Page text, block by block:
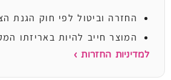
החזרה וביטול לפי חוק הגנת
המוצר חייב להיות באריזתו
למדיניות החזרות ›